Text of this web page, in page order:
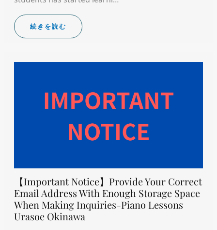
続きを読む
【Important Notice】Provide Your Correct
Email Address With Enough Storage Space
When Making Inquiries-Piano Lessons
Urasoe Okinawa